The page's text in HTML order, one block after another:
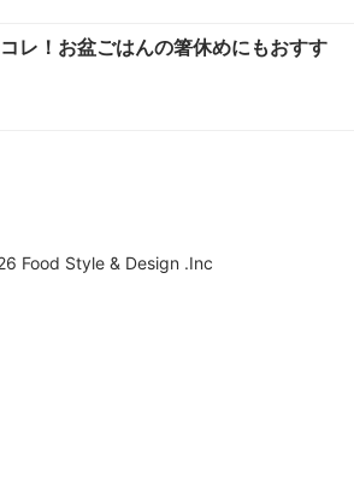
レ！お盆ごはんの箸休めにもおすす
Food Style & Design .Inc